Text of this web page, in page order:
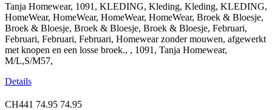
Tanja Homewear, 1091, KLEDING, Kleding, Kleding, KLEDING,
HomeWear, HomeWear, HomeWear, HomeWear, Broek & Bloesje,
Broek & Bloesje, Broek & Bloesje, Broek & Bloesje, Februari,
Februari, Februari, Februari, Homewear zonder mouwen, afgewerkt
met knopen en een losse broek., , 1091, Tanja Homewear,
M/L,S/M57,
Details
CH441 74.95 74.95